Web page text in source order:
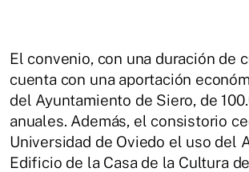
El convenio, con una duración de
cuenta con una aportación
del Ayuntamiento de Siero, de
anuales. Además, el consistorio
Universidad de Oviedo el uso del
Edificio de la Casa de la Cultura